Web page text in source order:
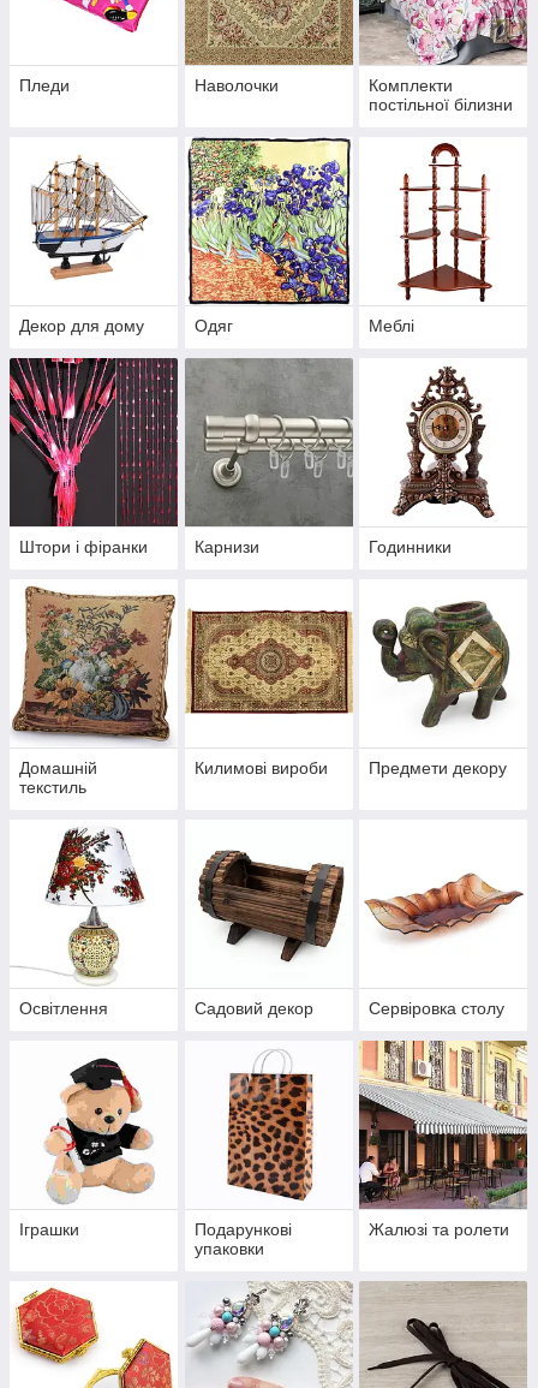
Пледи Наволочки
Комплекти
постільної білизни
Декор для дому Одяг Меблі
Штори і фіранки Карнизи Годинники
Домашній
текстиль
Килимові вироби Предмети декору
Освітлення Садовий декор Сервіровка столу
Іграшки
Подарункові
упаковки
Жалюзі та ролети